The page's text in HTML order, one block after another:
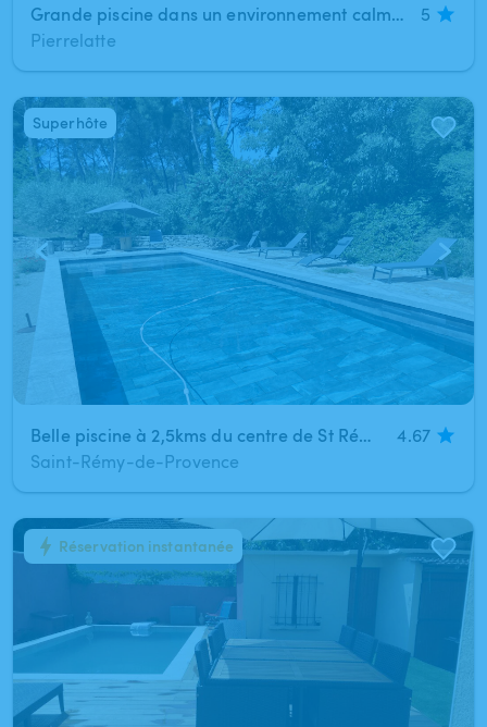
Grande piscine dans un environnement calme à Pierrelatte
5
Pierrelatte
1/3
Belle piscine à 2,5kms du centre de St Rémy de Provence au cœur des Alpilles
4.67
Saint-Rémy-de-Provence
Superhôte
1/1 Réservation instantanée